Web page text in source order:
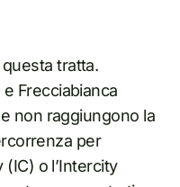
tratta.
Frecciabianca
non raggiungono la
per
(IC) o l’Intercity